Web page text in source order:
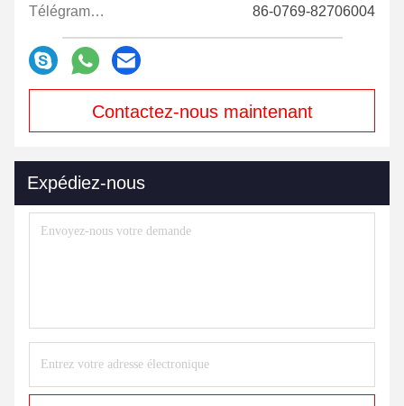
Télégramme: 86-0769-82706004
Contactez-nous maintenant
Expédiez-nous